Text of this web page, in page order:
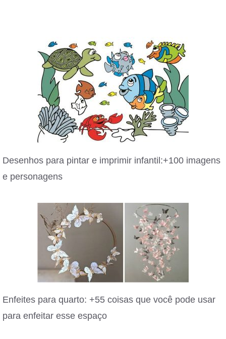
Desenhos para pintar e imprimir infantil:+100 imagens
e personagens
Enfeites para quarto: +55 coisas que você pode usar
para enfeitar esse espaço